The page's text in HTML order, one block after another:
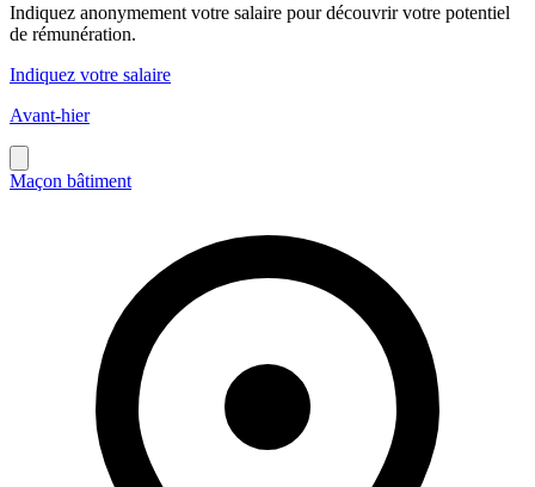
Indiquez anonymement votre salaire pour découvrir votre potentiel
de rémunération.
Indiquez votre salaire
Avant-hier
Maçon bâtiment